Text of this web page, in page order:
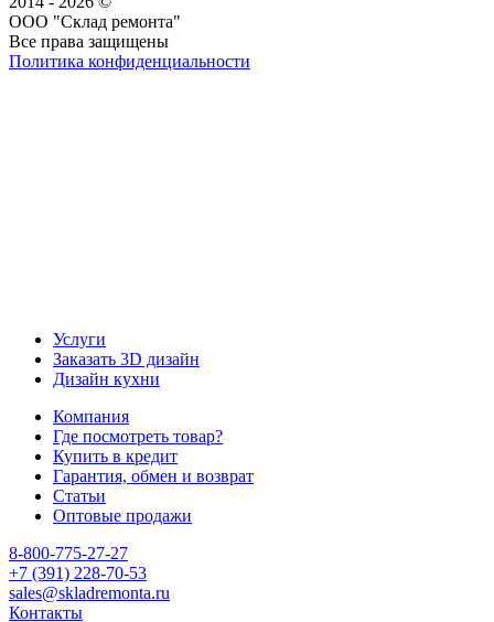
ООО "Склад ремонта"
Все права защищены
Политика конфиденциальности
Услуги
Заказать 3D дизайн
Дизайн кухни
Компания
Где посмотреть товар?
Купить в кредит
Гарантия, обмен и возврат
Статьи
Оптовые продажи
8-800-775-27-27
+7 (391) 228-70-53
sales@skladremonta.ru
Контакты